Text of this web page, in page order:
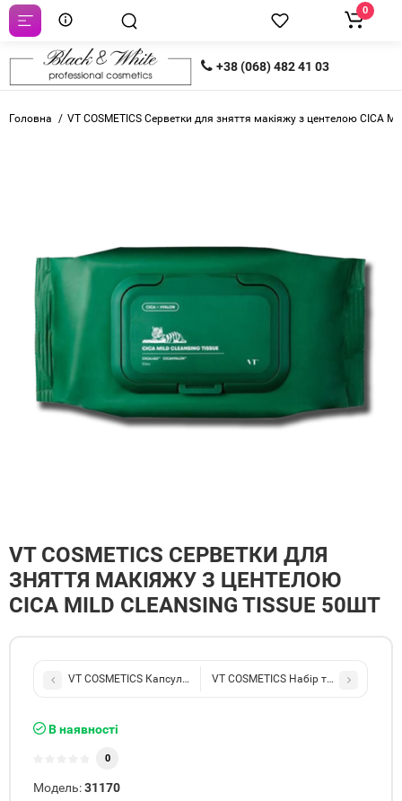
+38 (068) 482 41 03
0
Головна VT COSMETICS Серветки для зняття макіяжу з центелою CICA
VT COSMETICS СЕРВЕТКИ ДЛЯ
ЗНЯТТЯ МАКІЯЖУ З ЦЕНТЕЛОЮ
CICA MILD CLEANSING TISSUE 50ШТ
VT COSMETICS Капсульний крем з азелаїновою кислотою
VT COSMETICS Набір тканинних
В наявності
0
Модель:31170